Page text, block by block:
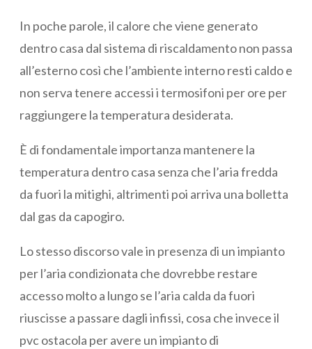
In poche parole, il calore che viene generato
dentro casa dal sistema di riscaldamento non passa
all’esterno così che l’ambiente interno resti caldo e
non serva tenere accessi i termosifoni per ore per
raggiungere la temperatura desiderata.
È di fondamentale importanza mantenere la
temperatura dentro casa senza che l’aria fredda
da fuori la mitighi, altrimenti poi arriva una bolletta
dal gas da capogiro.
Lo stesso discorso vale in presenza di un impianto
per l’aria condizionata che dovrebbe restare
accesso molto a lungo se l’aria calda da fuori
riuscisse a passare dagli infissi, cosa che invece il
pvc ostacola per avere un impianto di